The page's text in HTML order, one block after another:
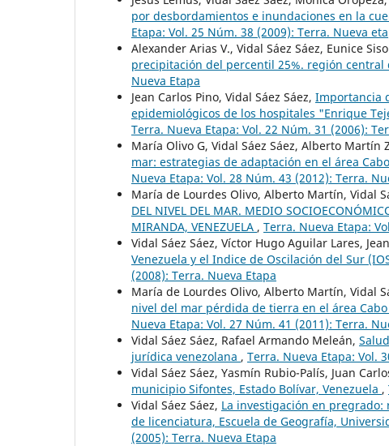
por desbordamientos e inundaciones en la
Etapa: Vol. 25 Núm. 38 (2009): Terra. Nueva
Alexander Arias V., Vidal Sáez Sáez, Eunice
precipitación del percentil 25%. región central
Nueva Etapa
Jean Carlos Pino, Vidal Sáez Sáez, Importancia
epidemiológicos de los hospitales "Enrique
Terra. Nueva Etapa: Vol. 22 Núm. 31 (2006):
María Olivo G, Vidal Sáez Sáez, Alberto Martín
mar: estrategias de adaptación en el área
Nueva Etapa: Vol. 28 Núm. 43 (2012): Terra.
María de Lourdes Olivo, Alberto Martín, Vidal
DEL NIVEL DEL MAR. MEDIO
MIRANDA, VENEZUELA , Terra. Nueva Etapa:
Vidal Sáez Sáez, Víctor Hugo Aguilar Lares,
Venezuela y el Indice de Oscilación del Sur
(2008): Terra. Nueva Etapa
María de Lourdes Olivo, Alberto Martín, Vidal
nivel del mar pérdida de tierra en el área
Nueva Etapa: Vol. 27 Núm. 41 (2011): Terra.
Vidal Sáez Sáez, Rafael Armando Meleán,
jurídica venezolana , Terra. Nueva Etapa: Vol.
Vidal Sáez Sáez, Yasmín Rubio-Palís, Juan
municipio Sifontes, Estado Bolívar, Venezuela ,
Vidal Sáez Sáez, La investigación en
de licenciatura, Escuela de Geografía,
(2005): Terra. Nueva Etapa